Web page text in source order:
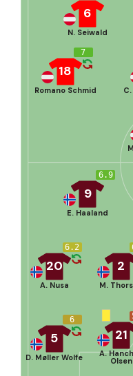
6
N. Seiwald
7
18
Romano Schmid
6
5
D. Møller Wolfe
21
A.
Olsen
6.2
20
A. Nusa
2
M.
6.9
9
E. Haaland